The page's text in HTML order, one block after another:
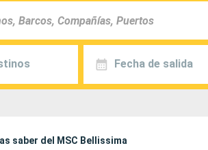
Fecha de salida
saber del MSC Bellissima